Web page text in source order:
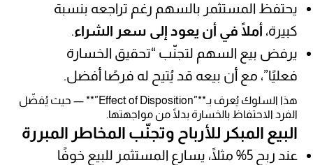
يحتفظ المستثمر بالسهم رغم تراجعه بنسبة
كبيرة، أملًا في أن يعود إلى سعر الشراء.
يرفض بيع السهم لتجنّب “تحقيق الخسارة
فعليًا”، مع أن بيعه قد يُتيح له فرصًا أفضل.
هذا السلوك يُعرف بـ**”Effect of Disposition”** — حيث يُفضّل
الفرد الاحتفاظ بالخسارة بدلًا من مواجهتها.
البيع المبكر للأرباح وتجنّب المخاطر المبررة
عند ربح 5% مثلًا، يسارع المستثمر للبيع خوفًا